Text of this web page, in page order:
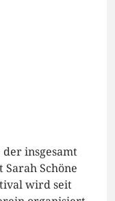
insgesamt
Schöne
wird seit